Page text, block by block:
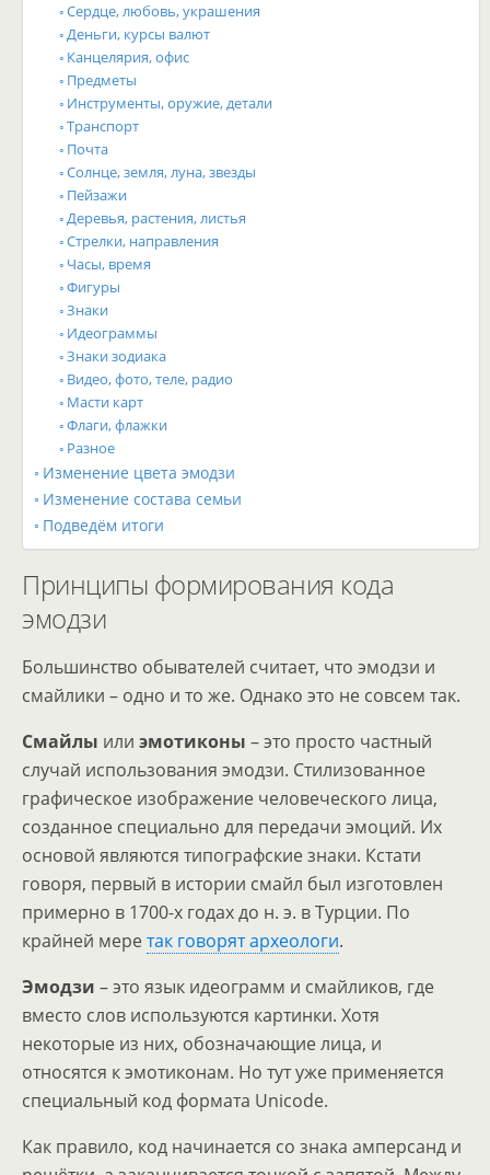
Сердце, любовь, украшения
Деньги, курсы валют
Канцелярия, офис
Предметы
Инструменты, оружие, детали
Транспорт
Почта
Солнце, земля, луна, звезды
Пейзажи
Деревья, растения, листья
Стрелки, направления
Часы, время
Фигуры
Знаки
Идеограммы
Знаки зодиака
Видео, фото, теле, радио
Масти карт
Флаги, флажки
Разное
Изменение цвета эмодзи
Изменение состава семьи
Подведём итоги
Принципы формирования кода
эмодзи
Большинство обывателей считает, что эмодзи и
смайлики – одно и то же. Однако это не совсем так.
Смайлы или эмотиконы – это просто частный
случай использования эмодзи. Стилизованное
графическое изображение человеческого лица,
созданное специально для передачи эмоций. Их
основой являются типографские знаки. Кстати
говоря, первый в истории смайл был изготовлен
примерно в 1700-х годах до н. э. в Турции. По
крайней меретак говорят археологи.
Эмодзи – это язык идеограмм и смайликов, где
вместо слов используются картинки. Хотя
некоторые из них, обозначающие лица, и
относятся к эмотиконам. Но тут уже применяется
специальный код формата Unicode.
Как правило, код начинается со знака амперсанд и